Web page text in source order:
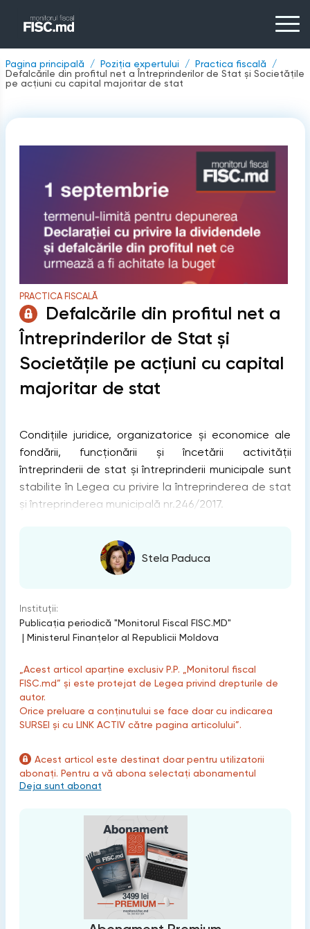
Pagina principală Poziția expertului
Practica fiscală
Defalcările din profitul net a Întreprinderilor de Stat și Societățile
pe acțiuni cu capital majoritar de stat
PRACTICA FISCALĂ
Defalcările din profitul net a
Întreprinderilor de Stat și
Societățile pe acțiuni cu capital
majoritar de stat
Condiţiile juridice, organizatorice şi economice ale
fondării, funcţionării şi încetării activităţii
întreprinderii de stat şi întreprinderii municipale sunt
stabilite în Legea cu privire la întreprinderea de stat
și întreprinderea municipală nr.246/2017.
Stela Paduca
Instituții:
Publicaţia periodică "Monitorul Fiscal FISC.MD"
| Ministerul Finanțelor al Republicii Moldova
„Acest articol aparține exclusiv P.P. „Monitorul fiscal
FISC.md” și este protejat de Legea privind drepturile de
autor.
Orice preluare a conținutului se face doar cu indicarea
SURSEI și cu LINK ACTIV către pagina articolului”.
Acest articol este destinat doar pentru utilizatorii
abonați. Pentru a vă abona selectați abonamentul
Deja sunt abonat